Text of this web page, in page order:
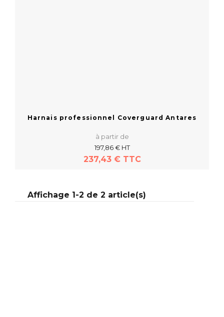
En savoir plus
Harnais professionnel Coverguard Antares
à partir de
197,86 € HT
237,43 € TTC
Affichage 1-2 de 2 article(s)